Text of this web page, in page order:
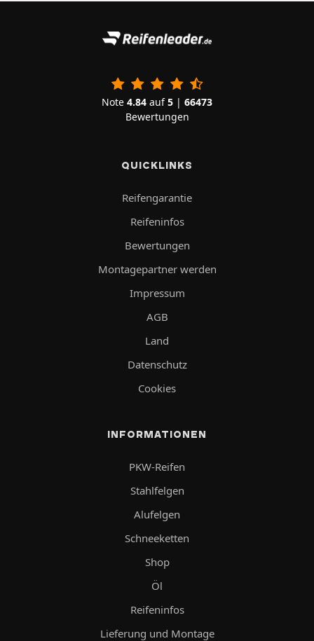
Note 4.84 auf5 | 66473
Bewertungen
QUICKLINKS
Reifengarantie
Reifeninfos
Bewertungen
Montagepartner werden
Impressum
AGB
Land
Datenschutz
Cookies
INFORMATIONEN
PKW-Reifen
Stahlfelgen
Alufelgen
Schneeketten
Shop
Öl
Reifeninfos
Lieferung und Montage